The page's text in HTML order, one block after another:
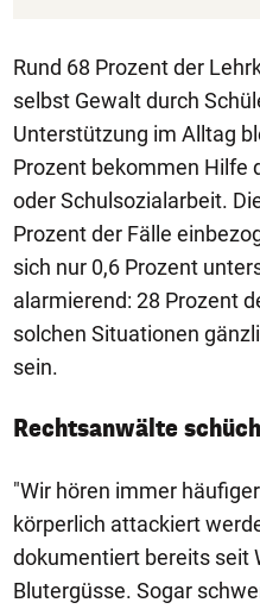
Rund 68 Prozent der
selbst Gewalt durch
Unterstützung im Alltag
Prozent bekommen Hilfe
oder Schulsozialarbeit.
Prozent der Fälle
sich nur 0,6 Prozent
alarmierend: 28 Prozent
solchen Situationen
sein.
Rechtsanwälte
"Wir hören immer
körperlich attackiert
dokumentiert bereits seit
Blutergüsse. Sogar